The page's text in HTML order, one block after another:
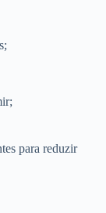
para reduzir